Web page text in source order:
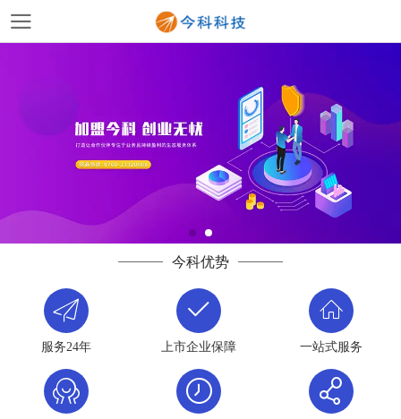
今科优势
服务24年 上市企业保障 一站式服务